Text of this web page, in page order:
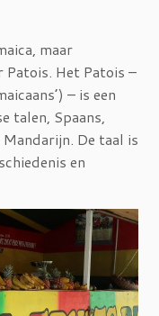
maar
Patois. Het Patois –
– is een
talen, Spaans,
De taal is
en